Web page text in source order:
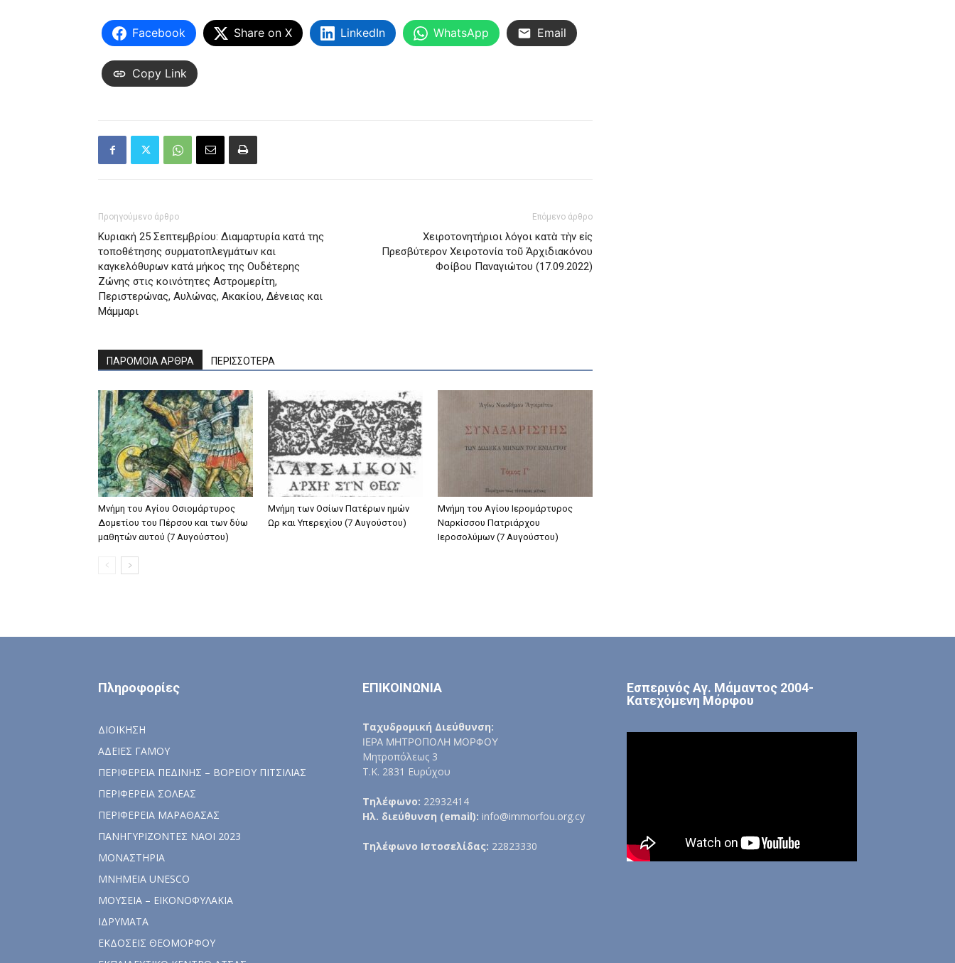
Facebook Share on X LinkedIn WhatsApp Email
Copy Link
Προηγούμενο άρθρο
Κυριακή 25 Σεπτεμβρίου: Διαμαρτυρία κατά της
τοποθέτησης συρματοπλεγμάτων και
καγκελόθυρων κατά μήκος της Ουδέτερης
Ζώνης στις κοινότητες Αστρομερίτη,
Περιστερώνας, Αυλώνας, Ακακίου, Δένειας και
Μάμμαρι
Επόμενο άρθρο
Χειροτονητήριοι λόγοι κατὰ τὴν εἰς
Πρεσβύτερον Χειροτονία τοῦ Ἀρχιδιακόνου
Φοίβου Παναγιώτου (17.09.2022)
ΠΑΡΟΜΟΙΑ ΑΡΘΡΑ ΠΕΡΙΣΣΟΤΕΡΑ
Μνήμη του Aγίου Oσιομάρτυρος
Δομετίου του Πέρσου και των δύω
μαθητών αυτού (7 Αυγούστου)
Μνήμη των Οσίων Πατέρων ημών
Ωρ και Υπερεχίου (7 Αυγούστου)
Μνήμη του Aγίου Ιερομάρτυρος
Ναρκίσσου Πατριάρχου
Ιεροσολύμων (7 Αυγούστου)
Πληροφορίες
ΔΙΟΙΚΗΣΗ
ΑΔΕΙΕΣ ΓΑΜΟΥ
ΠΕΡΙΦΕΡΕΙΑ ΠΕΔΙΝΗΣ – ΒΟΡΕΙΟΥ ΠΙΤΣΙΛΙΑΣ
ΠΕΡΙΦΕΡΕΙΑ ΣΟΛΕΑΣ
ΠΕΡΙΦΕΡΕΙΑ ΜΑΡΑΘΑΣΑΣ
ΠΑΝΗΓΥΡΙΖΟΝΤΕΣ ΝΑΟΙ 2023
ΜΟΝΑΣΤΗΡΙΑ
ΜΝΗΜΕΙΑ UNESCO
ΜΟΥΣΕΙΑ – ΕΙΚΟΝΟΦΥΛΑΚΙΑ
ΙΔΡΥΜΑΤΑ
ΕΚΔΟΣΕΙΣ ΘΕΟΜΟΡΦΟΥ
ΕΠΙΚΟΙΝΩΝΙΑ
Ταχυδρομική Διεύθυνση:
ΙΕΡΑ ΜΗΤΡΟΠΟΛΗ ΜΟΡΦΟΥ
Μητροπόλεως 3
Τ.Κ. 2831 Ευρύχου
Τηλέφωνο: 22932414
Ηλ. διεύθυνση (email): info@immorfou.org.cy
Τηλέφωνο Ιστοσελίδας: 22823330
Εσπερινός Αγ. Μάμαντος 2004-
Κατεχόμενη Μόρφου